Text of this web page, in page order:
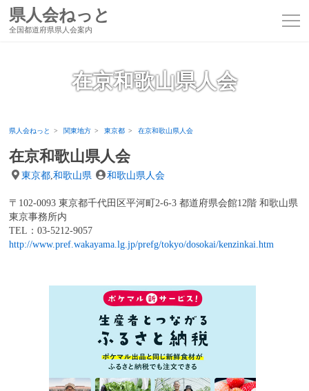
県人会ねっと
全国都道府県県人会案内
在京和歌山県人会
県人会ねっと 関東地方 東京都 在京和歌山県人会
在京和歌山県人会
東京都 ,和歌山県 和歌山県人会
〒102-0093 東京都千代田区平河町2-6-3 都道府県会館12階 和歌山県
東京事務所内
TEL：03-5212-9057
http://www.pref.wakayama.lg.jp/prefg/tokyo/dosokai/kenzinkai.htm